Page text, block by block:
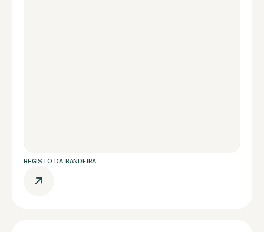
REGISTO DA BANDEIRA